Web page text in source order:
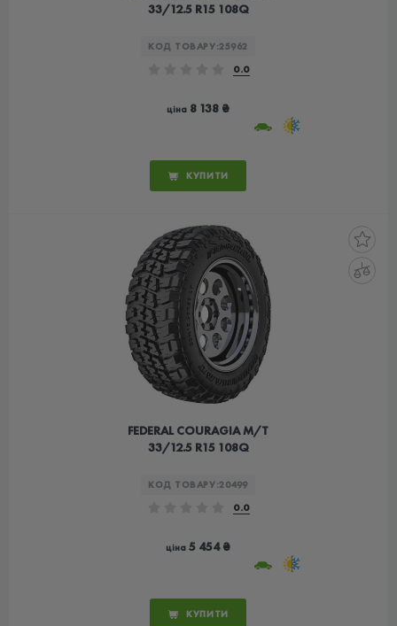
33/12.5 R15 108Q
КОД ТОВАРУ:25962
0.0
ціна 8 138 ₴
КУПИТИ
FEDERAL COURAGIA M/T
33/12.5 R15 108Q
КОД ТОВАРУ:20499
0.0
ціна 5 454 ₴
КУПИТИ